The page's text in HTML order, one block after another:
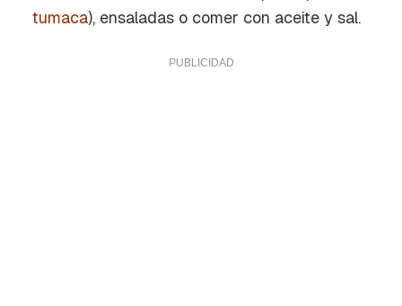
tumaca), ensaladas o comer con aceite y sal.